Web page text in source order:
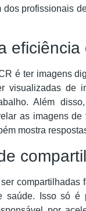
dos profissionais
eficiência
é ter imagens
visualizadas de
Além
as imagens de
mostra
compartilhadas
saúde. Isso só é